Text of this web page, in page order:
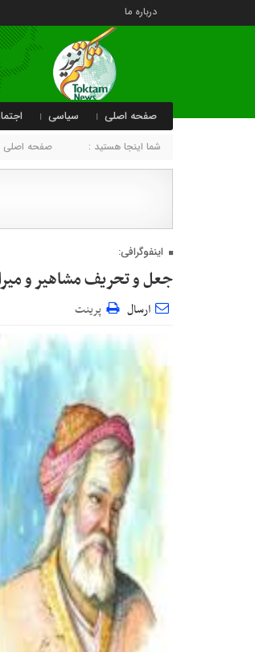
درباره ما
صفحه اصلی سیاسی
شما اینجا هستید : صفحه اصلی
اینفوگرافی:
جعل و تحریف مشاهیر و
ارسال پرینت